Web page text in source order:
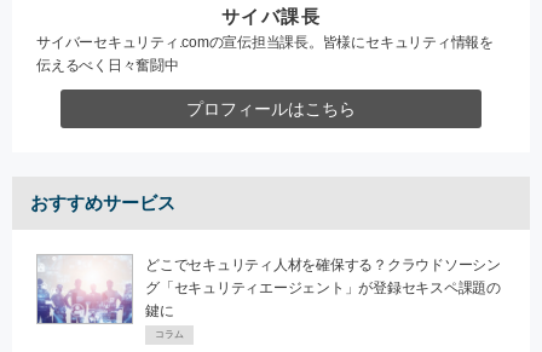
サイバ課長
サイバーセキュリティ.comの宣伝担当課長。皆様にセキュリティ情報を
伝えるべく日々奮闘中
プロフィールはこちら
おすすめサービス
どこでセキュリティ人材を確保する？クラウドソーシン
グ「セキュリティエージェント」が登録セキスペ課題の
鍵に
コラム